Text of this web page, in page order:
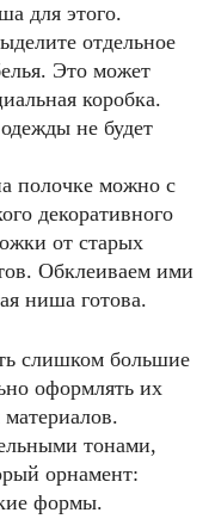
для этого.
отдельное
Это может
коробка.
не будет
полочке можно с
декоративного
от старых
Обклеиваем ими
ниша готова.
слишком большие
оформлять их
тонами,
орнамент:
формы.